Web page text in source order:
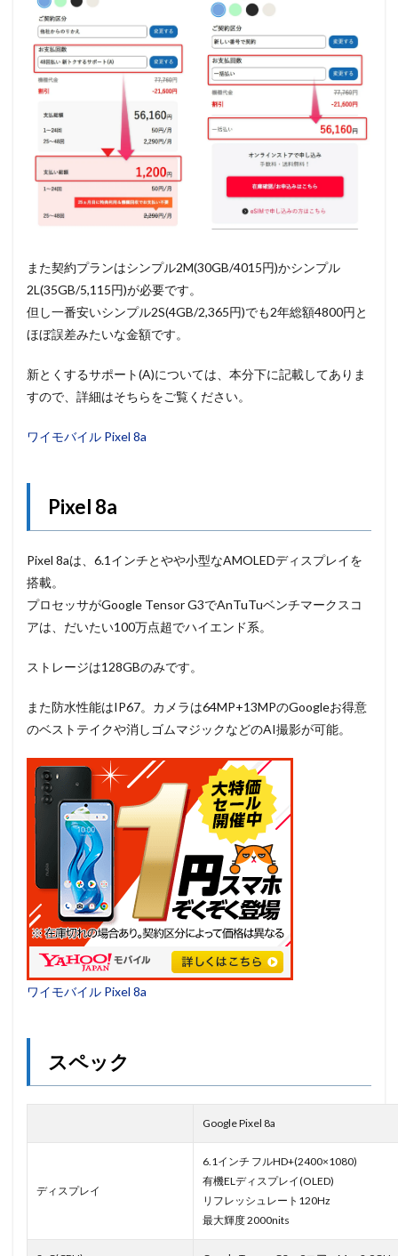
また契約プランはシンプル2M(30GB/4015円)かシンプル
2L(35GB/5,115円)が必要です。
但し一番安いシンプル2S(4GB/2,365円)でも2年総額4800円と
ほぼ誤差みたいな金額です。
新とくするサポート(A)については、本分下に記載してありま
すので、詳細はそちらをご覧ください。
ワイモバイル Pixel 8a
Pixel 8a
Pixel 8aは、6.1インチとやや小型なAMOLEDディスプレイを
搭載。
プロセッサがGoogle Tensor G3でAnTuTuベンチマークスコ
アは、だいたい100万点超でハイエンド系。
ストレージは128GBのみです。
また防水性能はIP67。カメラは64MP+13MPのGoogleお得意
のベストテイクや消しゴムマジックなどのAI撮影が可能。
ワイモバイル Pixel 8a
スペック
Google Pixel 8a
ディスプレイ
6.1インチ フルHD+(2400×1080)
有機ELディスプレイ(OLED)
リフレッシュレート120Hz
最大輝度 2000nits